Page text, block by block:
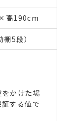
高190cm
5段）
かけた場
する値で